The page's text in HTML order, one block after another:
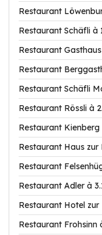
Restaurant
Restaurant Schäfli à
Restaurant
Restaurant
Restaurant Schäfli
Restaurant Rössli à
Restaurant Kienberg
Restaurant Haus
Restaurant
Restaurant Adler à
Restaurant Hotel
Restaurant Frohsinn